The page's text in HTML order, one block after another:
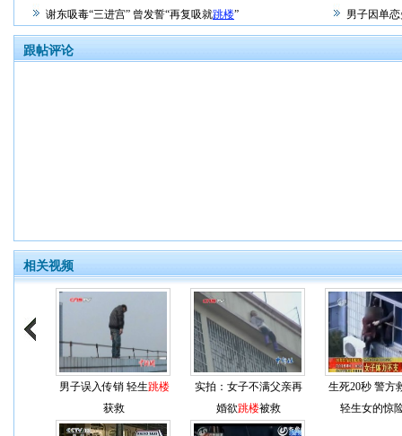
谢东吸毒“三进宫” 曾发誓“再复吸就跳楼” 男子因单
跟帖评论
相关视频
男子误入传销 轻生跳楼
获救
实拍：女子不满父亲再
婚欲跳楼被救
生死20秒 警方
轻生女的惊